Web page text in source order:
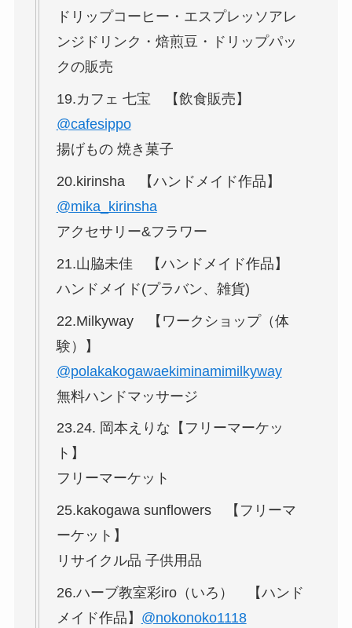
ドリップコーヒー・エスプレッソアレ
ンジドリンク・焙煎豆・ドリップパッ
クの販売
19.カフェ 七宝 【飲食販売】
@cafesippo
揚げもの 焼き菓子
20.kirinsha 【ハンドメイド作品】
@mika_kirinsha
アクセサリー&フラワー
21.山脇未佳 【ハンドメイド作品】
ハンドメイド(プラバン、雑貨)
22.Milkyway 【ワークショップ（体
験）】
@polakakogawaekiminamimilkyway
無料ハンドマッサージ
23.24. 岡本えりな【フリーマーケッ
ト】
フリーマーケット
25.kakogawa sunflowers 【フリーマ
ーケット】
リサイクル品 子供用品
26.ハーブ教室彩iro（いろ） 【ハンド
メイド作品】 @nokonoko1118